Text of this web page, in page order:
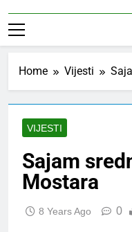
Home Vijesti
VIJESTI
Sajam
Mostara
8 Years Ago 0